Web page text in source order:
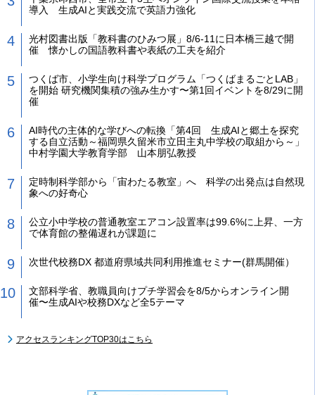
導入 生成AIと実践交流で英語力強化
光村図書出版「教科書のひみつ展」8/6-11に日本橋三越で開
催 懐かしの国語教科書や表紙の工夫を紹介
つくば市、小学生向け科学プログラム「つくばまるごとLAB」
を開始 研究機関集積の強み生かす〜第1回イベントを8/29に開
催
AI時代の主体的な学びへの転換「第4回 生成AIと郷土を探究
する自立活動～福岡県久留米市立田主丸中学校の取組から～」
中村学園大学教育学部 山本朋弘教授
定時制科学部から「宙わたる教室」へ 科学の出発点は自然現
象への好奇心
公立小中学校の普通教室エアコン設置率は99.6%に上昇、一方
で体育館の整備遅れが課題に
次世代校務DX 都道府県域共同利用推進セミナー(群馬開催）
文部科学省、教職員向けプチ学習会を8/5からオンライン開
催〜生成AIや校務DXなど全5テーマ
アクセスランキングTOP30はこちら